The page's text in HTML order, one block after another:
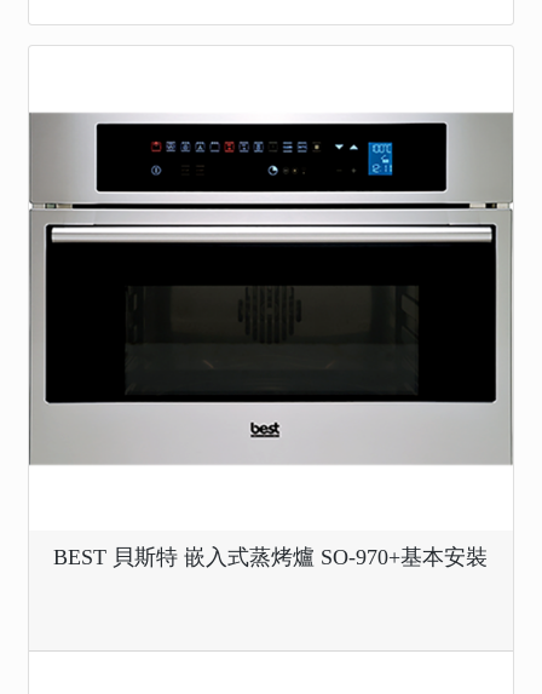
BEST 貝斯特 嵌入式蒸烤爐 SO-970+基本安裝